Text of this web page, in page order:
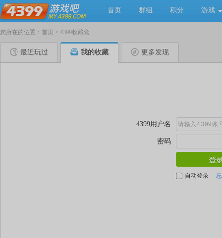
首页 群组 积分 游戏
您所在的位置： 首页 > 4399收藏盒
最近玩过 我的收藏 更多发现